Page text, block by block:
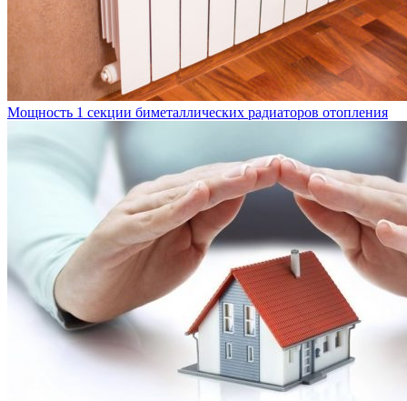
Мощность 1 секции биметаллических радиаторов отопления